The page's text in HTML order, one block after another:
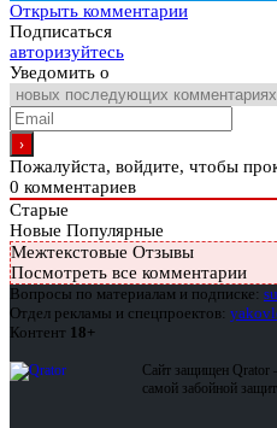
Открыть комментарии
Подписаться
авторизуйтесь
Уведомить о
Пожалуйста, войдите, чтобы
0 комментариев
Старые
Новые Популярные
Межтекстовые Отзывы
Посмотреть все комментарии
Вопросы по материалам и подписке:
Отдел рекламы и спецпроектов:
Контент 18+
Сайт защищен
самой забойной